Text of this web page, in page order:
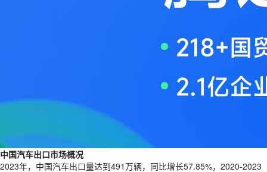
中国汽车出口市场概况
2023年，中国汽车出口量达到491万辆，同比增长57.85%，2020-2023